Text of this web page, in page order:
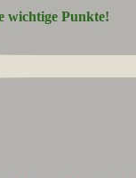
wichtige Punkte!